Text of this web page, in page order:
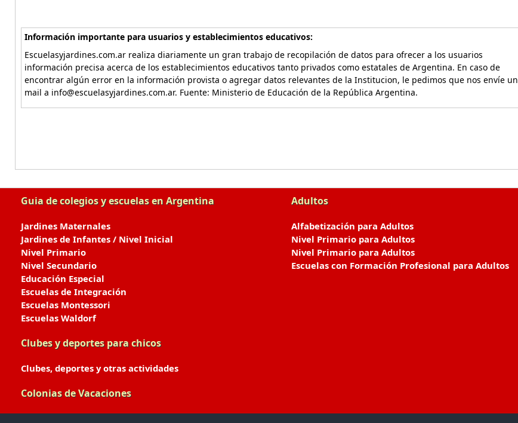
Información importante para usuarios y establecimientos educativos:
Escuelasyjardines.com.ar realiza diariamente un gran trabajo de recopilación de datos para ofrecer a los usuarios
información precisa acerca de los establecimientos educativos tanto privados como estatales de Argentina. En caso de
encontrar algún error en la información provista o agregar datos relevantes de la Institucion, le pedimos que nos envíe un
mail a info@escuelasyjardines.com.ar. Fuente: Ministerio de Educación de la República Argentina.
Guia de colegios y escuelas en Argentina
Jardines Maternales
Jardines de Infantes / Nivel Inicial
Nivel Primario
Nivel Secundario
Educación Especial
Escuelas de Integración
Escuelas Montessori
Escuelas Waldorf
Clubes y deportes para chicos
Clubes, deportes y otras actividades
Colonias de Vacaciones
Adultos
Alfabetización para Adultos
Nivel Primario para Adultos
Nivel Primario para Adultos
Escuelas con Formación Profesional para Adultos